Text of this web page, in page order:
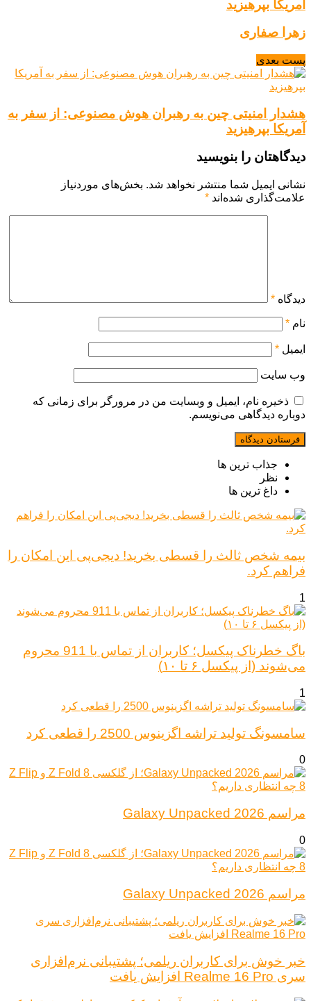
آمریکا بپرهیزید
زهرا صفاری
پست بعدی
هشدار امنیتی چین به رهبران هوش مصنوعی: از سفر به
آمریکا بپرهیزید
دیدگاهتان را بنویسید
نشانی ایمیل شما منتشر نخواهد شد. بخش‌های موردنیاز
علامت‌گذاری شده‌اند *
دیدگاه *
نام *
ایمیل *
وب‌ سایت
ذخیره نام، ایمیل و وبسایت من در مرورگر برای زمانی که
دوباره دیدگاهی می‌نویسم.
جذاب ترین ها
نظر
داغ ترین ها
بیمه شخص ثالث را قسطی بخرید! دیجی‌پی این امکان را
فراهم کرد.
1
باگ خطرناک پیکسل؛ کاربران از تماس با 911 محروم
می‌شوند (از پیکسل ۶ تا ۱۰)
1
سامسونگ تولید تراشه اگزینوس 2500 را قطعی کرد
0
مراسم Galaxy Unpacked 2026
0
مراسم Galaxy Unpacked 2026
خبر خوش برای کاربران ریلمی؛ پشتیبانی نرم‌افزاری
سری Realme 16 Pro افزایش یافت